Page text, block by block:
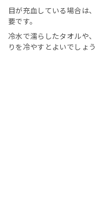
目が充血している場合は
要です。
冷水で濡らしたタオルや
りを冷やすとよいでしょう